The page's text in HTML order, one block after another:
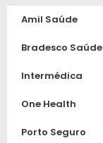
Amil Saúde
Bradesco Saúde
Intermédica
One Health
Porto Seguro